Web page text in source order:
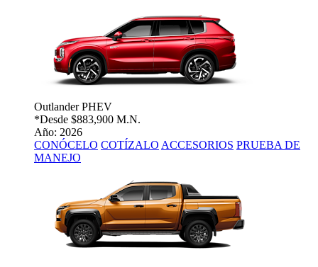
Outlander PHEV
*Desde $883,900 M.N.
Año: 2026
CONÓCELO COTÍZALO ACCESORIOS PRUEBA DE
MANEJO